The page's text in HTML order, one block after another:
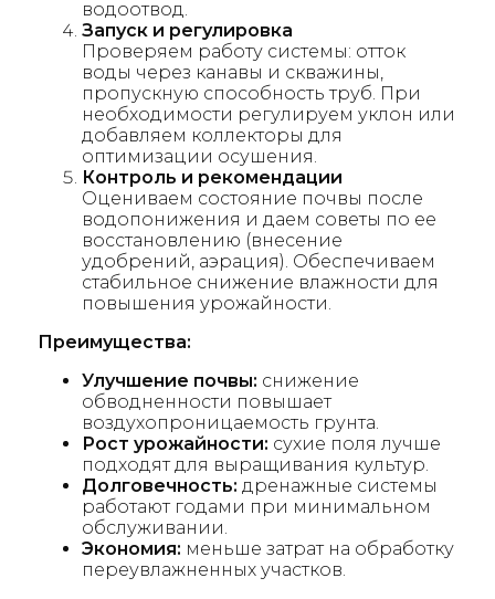
водоотвод.
Запуск и регулировка
Проверяем работу системы: отток
воды через канавы и скважины,
пропускную способность труб. При
необходимости регулируем уклон или
добавляем коллекторы для
оптимизации осушения.
Контроль и рекомендации
Оцениваем состояние почвы после
водопонижения и даем советы по ее
восстановлению (внесение
удобрений, аэрация). Обеспечиваем
стабильное снижение влажности для
повышения урожайности.
Преимущества:
Улучшение почвы: снижение
обводненности повышает
воздухопроницаемость грунта.
Рост урожайности: сухие поля лучше
подходят для выращивания культур.
Долговечность: дренажные системы
работают годами при минимальном
обслуживании.
Экономия: меньше затрат на обработку
переувлажненных участков.